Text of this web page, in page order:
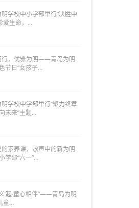
学校中小学部举行“决胜中
为明”及“珍爱生命，…
行，优雅为明——青岛为明
部校园特色节日“女孩子…
学校中学部举行“聚力终章
逐梦前行向未来”主题…
素养课，歌声中的新为明
部“六一”…
’起·童心相伴”——青岛为明
部“六一”儿童…